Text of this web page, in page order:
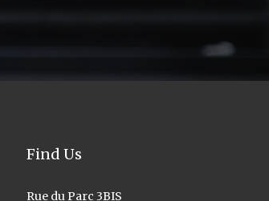
Find Us
Rue du Parc 3BIS